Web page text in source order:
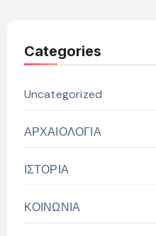
Categories
Uncategorized
ΑΡΧΑΙΟΛΟΓΙΑ
ΙΣΤΟΡΙΑ
ΚΟΙΝΩΝΙΑ